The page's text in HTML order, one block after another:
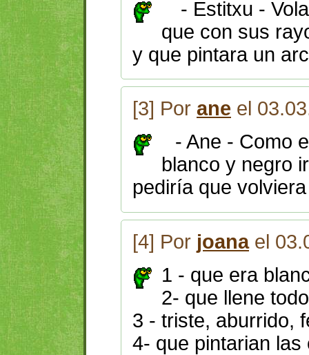
- Estitxu -
que con sus
y que pintara un
[3] Por ane el
- Ane - Como
blanco y negro
pediría que
[4] Por joanael
1 - que era
2- que llene
3 - triste, aburrido,
4- que pintarian las